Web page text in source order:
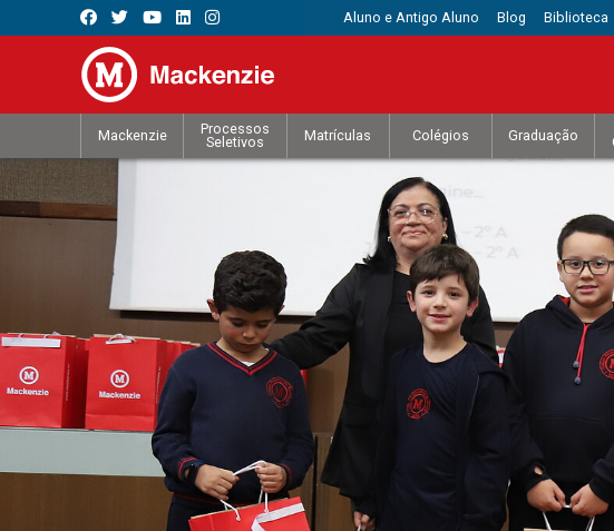
Aluno e Antigo Aluno Blog Biblioteca
Mackenzie
Processos
Seletivos
Matrículas Colégios Graduação